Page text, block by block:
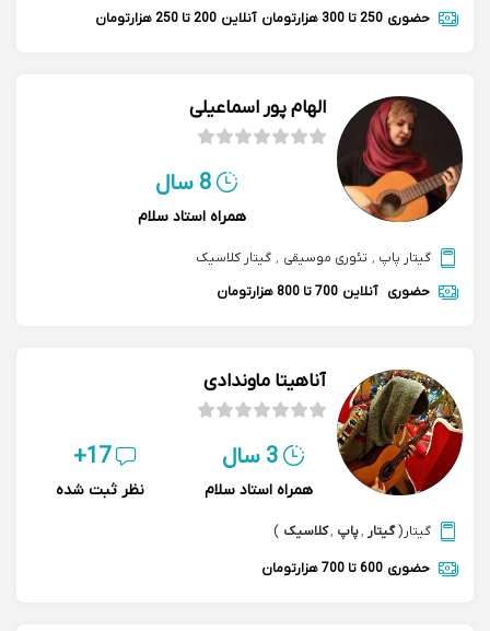
حضوری 250 تا 300 هزارتومان آنلاین 200 تا 250 هزارتومان
الهام پور اسماعیلی
8 سال
همراه استاد سلام
گیتار پاپ , تئوری موسیقی , گیتار کلاسیک
حضوری
آنلاین 700 تا 800 هزارتومان
آناهیتا ماوندادی
3 سال
همراه استاد سلام
17+
نظر ثبت شده
گیتار (گیتار ,پاپ ,کلاسیک )
حضوری 600 تا 700 هزارتومان